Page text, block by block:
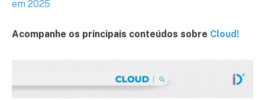
em 2025
Acompanhe os principais conteúdos sobre Cloud!